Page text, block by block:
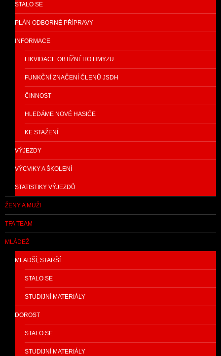
STALO SE
PLÁN ODBORNÉ PŘÍPRAVY
INFORMACE
LIKVIDACE OBTÍŽNÉHO HMYZU
FUNKČNÍ ZNAČENÍ ČLENŮ JSDH
ČINNOST
HLEDÁME NOVÉ HASIČE
KE STAŽENÍ
VÝJEZDY
VÝCVIKY A ŠKOLENÍ
STATISTIKY VÝJEZDŮ
ŽENY A MUŽI
TFA TEAM
MLÁDEŽ
MLADŠÍ, STARŠÍ
STALO SE
STUDIJNÍ MATERIÁLY
DOROST
STALO SE
STUDIJNÍ MATERIÁLY